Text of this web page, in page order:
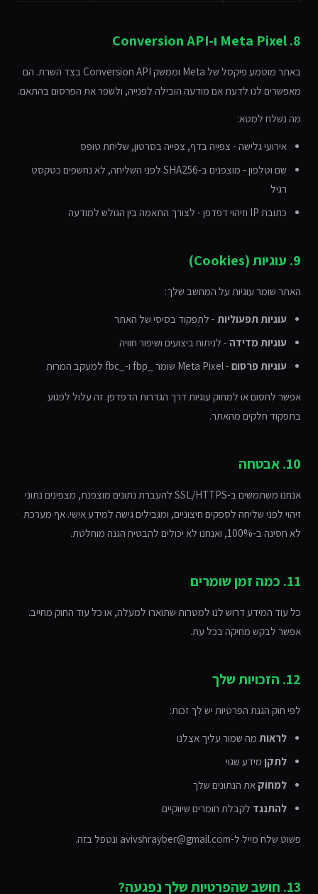
8. Meta Pixel ו-Conversion API
באתר מוטמע פיקסל של Meta וממשק Conversion API בצד השרת. הם
מאפשרים לנו לדעת אם מודעה הובילה לפנייה, ולשפר את הפרסום בהתאם.
מה נשלח למטא:
אירועי גלישה - צפייה בדף, צפייה בסרטון, שליחת טופס
שם וטלפון - מוצפנים ב-SHA256 לפני השליחה, לא נחשפים כטקסט
רגיל
כתובת IP וזיהוי דפדפן - לצורך התאמה בין הגולש למודעה
9. עוגיות (Cookies)
האתר שומר עוגיות על המחשב שלך:
עוגיות תפעוליות - לתפקוד בסיסי של האתר
עוגיות מדידה - לניתוח ביצועים ושיפור חוויה
עוגיות פרסום - Meta Pixel שומר _fbp ו-_fbc למעקב המרות
אפשר לחסום או למחוק עוגיות דרך הגדרות הדפדפן. זה עלול לפגוע
בתפקוד חלקים מהאתר.
10. אבטחה
אנחנו משתמשים ב-SSL/HTTPS להעברת נתונים מוצפנת, מצפינים נתוני
זיהוי לפני שליחה לספקים חיצוניים, ומגבילים גישה למידע אישי. אף מערכת
לא חסינה ב-100%, ואנחנו לא יכולים להבטיח הגנה מוחלטת.
11. כמה זמן שומרים
כל עוד המידע דרוש לנו למטרות שתוארו למעלה, או כל עוד החוק מחייב.
אפשר לבקש מחיקה בכל עת.
12. הזכויות שלך
לפי חוק הגנת הפרטיות יש לך זכות:
לראות מה שמור עליך אצלנו
לתקן מידע שגוי
למחוק את הנתונים שלך
להתנגד לקבלת חומרים שיווקיים
פשוט שלח מייל ל-avivshrayber@gmail.com ונטפל בזה.
13. חושב שהפרטיות שלך נפגעה?